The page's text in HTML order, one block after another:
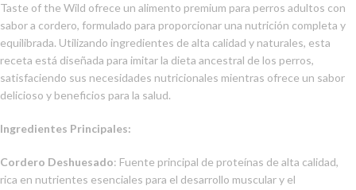
Taste of the Wild ofrece un alimento premium para perros adultos con
sabor a cordero, formulado para proporcionar una nutrición completa y
equilibrada. Utilizando ingredientes de alta calidad y naturales, esta
receta está diseñada para imitar la dieta ancestral de los perros,
satisfaciendo sus necesidades nutricionales mientras ofrece un sabor
delicioso y beneficios para la salud.
Ingredientes Principales:
Cordero Deshuesado: Fuente principal de proteínas de alta calidad,
rica en nutrientes esenciales para el desarrollo muscular y el